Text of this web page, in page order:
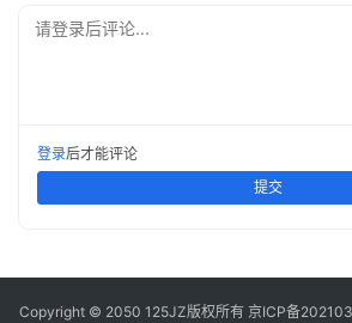
请登录后评论...
登录后才能评论
提交
Copyright © 2050 125JZ版权所有 京ICP备